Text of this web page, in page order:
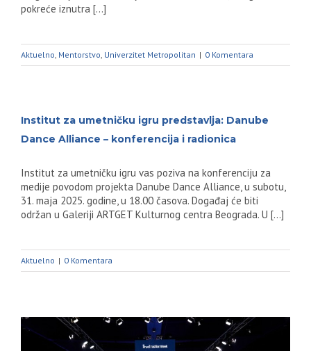
pokreće iznutra [...]
Aktuelno, Mentorstvo, Univerzitet Metropolitan | 0 Komentara
Institut za umetničku igru predstavlja: Danube
Dance Alliance – konferencija i radionica
Institut za umetničku igru vas poziva na konferenciju za
medije povodom projekta Danube Dance Alliance, u subotu,
31. maja 2025. godine, u 18.00 časova. Događaj će biti
održan u Galeriji ARTGET Kulturnog centra Beograda. U [...]
Aktuelno | 0 Komentara